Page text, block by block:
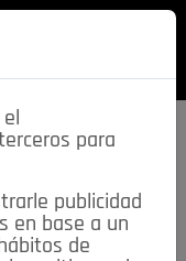
esta
para
publicidad
en base a un
de